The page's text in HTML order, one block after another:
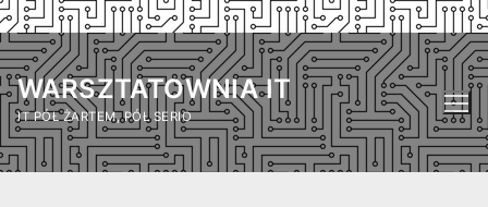
Przejdź
do
treści
WARSZTATOWNIA IT
IT PÓŁ ŻARTEM, PÓŁ SERIO